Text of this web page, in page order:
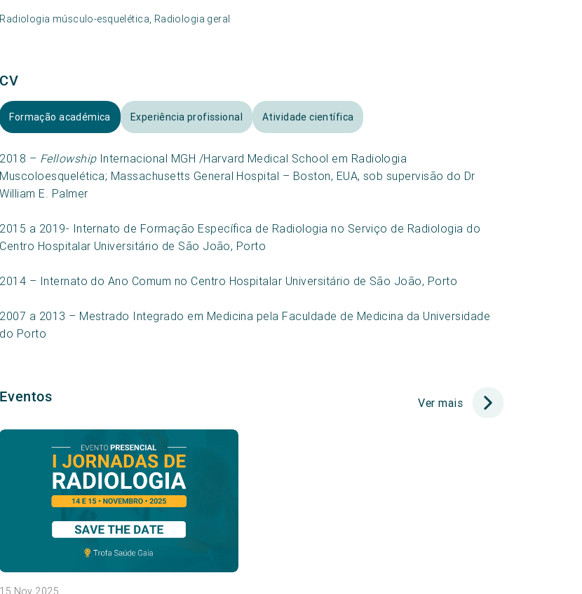
Radiologia músculo-esquelética, Radiologia geral
CV
Formação académica Experiência profissional Atividade científica
2018 – FellowshipInternacional MGH /Harvard Medical School em Radiologia
Muscoloesquelética; Massachusetts General Hospital – Boston, EUA, sob supervisão do Dr
William E. Palmer
2015 a 2019- Internato de Formação Específica de Radiologia no Serviço de Radiologia do
Centro Hospitalar Universitário de São João, Porto
2014 – Internato do Ano Comum no Centro Hospitalar Universitário de São João, Porto
2007 a 2013 – Mestrado Integrado em Medicina pela Faculdade de Medicina da Universidade
do Porto
Eventos Ver mais
15 Nov 2025